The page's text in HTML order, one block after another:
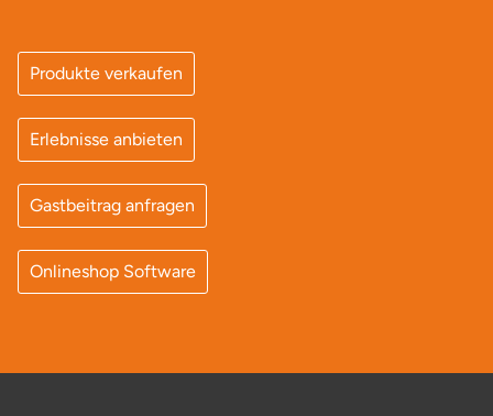
Produkte verkaufen
Erlebnisse anbieten
Gastbeitrag anfragen
Onlineshop Software
Merzig
Moers
Märkisch-Oderland